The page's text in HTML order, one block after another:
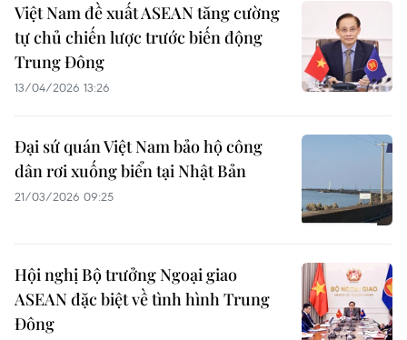
Việt Nam đề xuất ASEAN tăng cường
tự chủ chiến lược trước biến động
Trung Đông
13/04/2026 13:26
Đại sứ quán Việt Nam bảo hộ công
dân rơi xuống biển tại Nhật Bản
21/03/2026 09:25
Hội nghị Bộ trưởng Ngoại giao
ASEAN đặc biệt về tình hình Trung
Đông